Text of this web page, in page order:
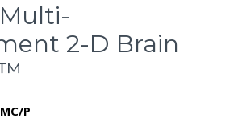
2-D Brain
P